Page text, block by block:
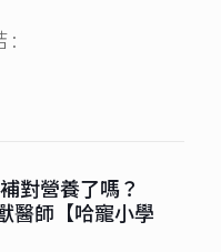
:
對營養了嗎？
醫師【哈寵小學